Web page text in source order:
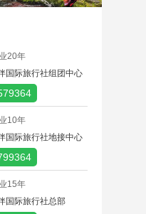
20年
国际旅行社组团中心
10年
国际旅行社地接中心
15年
国际旅行社总部